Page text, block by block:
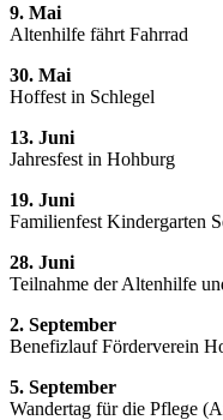
9. Mai
Altenhilfe fährt Fahrrad
30. Mai
Hoffest in Schlegel
13. Juni
Jahresfest in Hohburg
19. Juni
Familienfest Kindergarten
28. Juni
Teilnahme der Altenhilfe
2. September
Benefizlauf Förderverein
5. September
Wandertag für die Pflege